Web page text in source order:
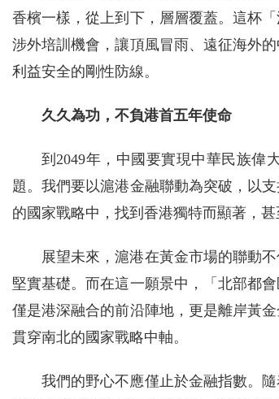
香檳一樣，從上到下，層層覆蓋。這杯
涉外培訓機會，讓頂風冒雨、遠征海外
利益安全的剛性防線。
久久為功，不負港首五年使命
到2049年，中國要實現中華民族偉
題。我們要以滬港金融聯動為突破，以
的國家戰略中，找到香港獨特而顯著，甚
展望未來，滬港在黃金市場的聯動
堅實基礎。而在這一願景中，「北部都
僅是港深融合的前沿陣地，更是離岸黃
貫穿南北的國家戰略中軸。
我們的野心不應僅止於金融指數。